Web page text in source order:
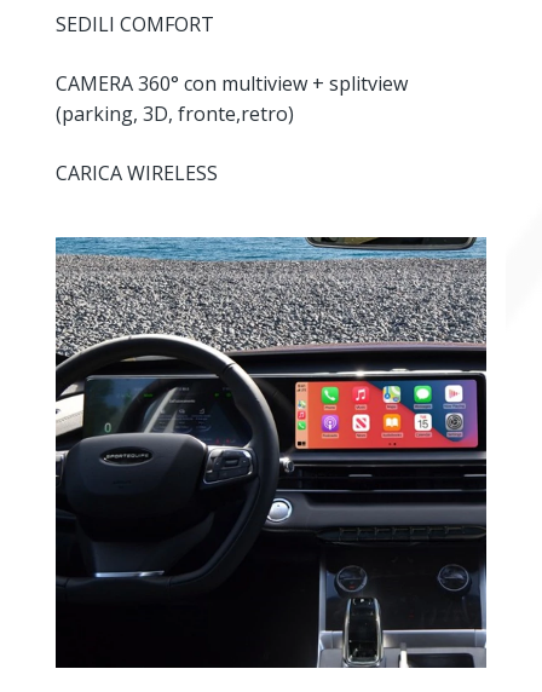
SEDILI COMFORT
CAMERA 360° con multiview + splitview
(parking, 3D, fronte,retro)
CARICA WIRELESS